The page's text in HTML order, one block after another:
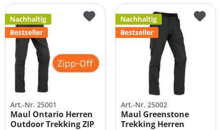
Nachhaltig
Bestseller
Art.-Nr. 25001
Maul Ontario Herren
Outdoor Trekking ZIP
Nachhaltig
Bestseller
Art.-Nr. 25002
Maul Greenstone
Trekking Herren